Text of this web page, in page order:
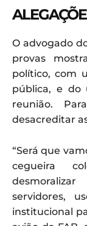
O advogado
provas
político, com
pública, e do
reunião.
desacreditar
“Será que
cegueira
servidores,
institucional